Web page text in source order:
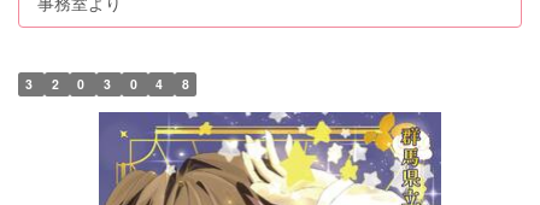
3 2 0 3 0 4 8